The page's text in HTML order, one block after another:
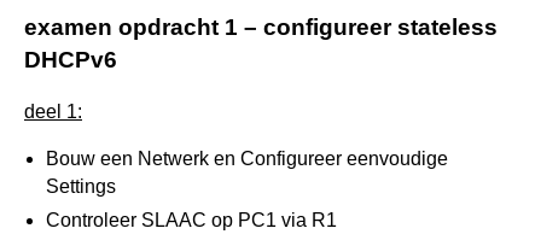
test 01 (dag2) - di 08-01-2019
test 06 (dag7) - 09/01/2018
test 05 (dag6) - 22/12/2017
test (dag4) 31/10/2018
interconnexion opgelegd werk 2019
examen opdracht 1 – configureer stateless
DHCPv6
deel 1:
Bouw een Netwerk en Configureer eenvoudige
Settings
Controleer SLAAC op PC1 via R1